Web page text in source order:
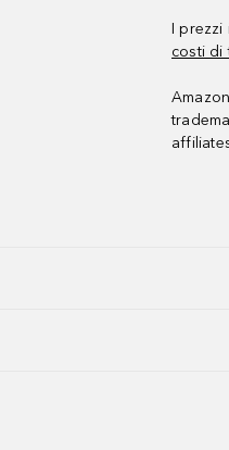
I prezzi
costi di